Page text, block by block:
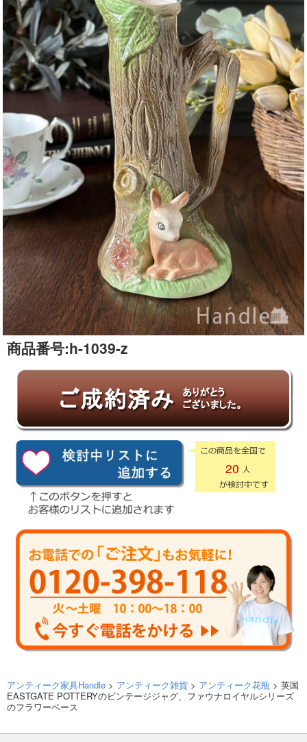
商品番号:h-1039-z
20
アンティーク家具Handle > アンティーク雑貨 > アンティーク花瓶 > 英国
EASTGATE POTTERYのビンテージジャグ、ファウナロイヤルシリーズ
のフラワーベース